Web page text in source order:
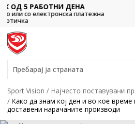
ДВА
- во готово или со
Пребарај ја страната
Sport Vision Најчестo поставувани
Како да знам кој ден и во кое време
доставени нарачаните производи